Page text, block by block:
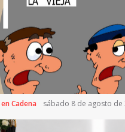
Cadena sábado 8 de agosto de